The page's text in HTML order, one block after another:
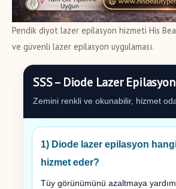
Pendik diyot lazer epilasyon hizmeti His
ve güvenli lazer epilasyon uygulaması.
SSS – Diode Lazer
Zemini renkli ve okunabilir, hizmet
1) Diode lazer epilasyon
hizmet eder?
Tüy görünümünü azaltmaya